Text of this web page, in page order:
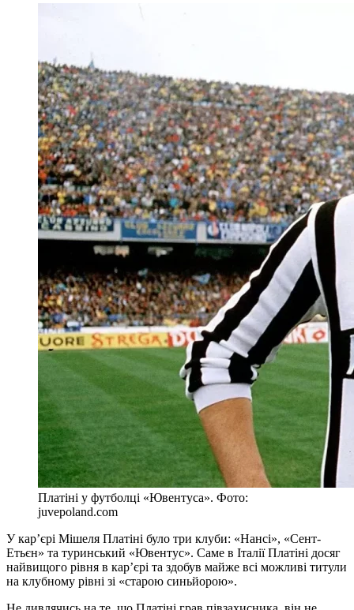
Платіні у футболці «Ювентуса». Фото:
juvepoland.com
У кар’єрі Мішеля Платіні було три клуби: «Нансі», «Сент-
Етьєн» та туринський «Ювентус». Саме в Італії Платіні досяг
найвищого рівня в кар’єрі та здобув майже всі можливі титули
на клубному рівні зі «старою синьйорою».